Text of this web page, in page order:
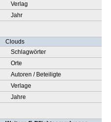
Verlag
Jahr
Clouds
Schlagwörter
Orte
Autoren / Beteiligte
Verlage
Jahre